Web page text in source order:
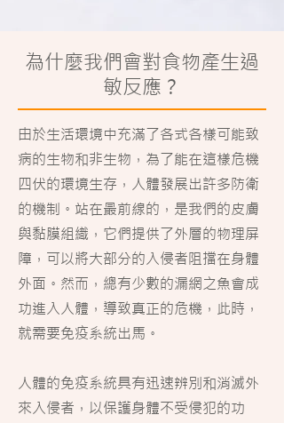
為什麼我們會對食物產生過
敏反應？
由於生活環境中充滿了各式各樣可能致
病的生物和非生物，為了能在這樣危機
四伏的環境生存，人體發展出許多防衛
的機制。站在最前線的，是我們的皮膚
與黏膜組織，它們提供了外層的物理屏
障，可以將大部分的入侵者阻擋在身體
外面。然而，總有少數的漏網之魚會成
功進入人體，導致真正的危機，此時，
就需要免疫系統出馬。
人體的免疫系統具有迅速辨別和消滅外
來入侵者，以保護身體不受侵犯的功